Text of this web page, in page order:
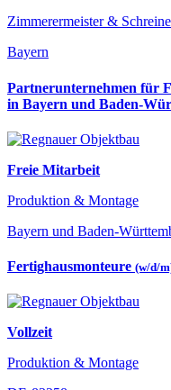
Zimmerermeister &
Bayern
Partnerunternehmen für
in Bayern und Baden-
Freie Mitarbeit
Produktion & Montage
Bayern und Baden-
Fertighausmonteure (w/d/
Vollzeit
Produktion & Montage